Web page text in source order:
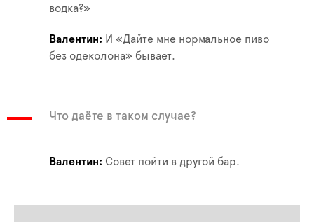
водка?»
Валентин
И «Дайте мне нормальное пиво
без одеколона» бывает.
Что даёте в таком случае?
Валентин Совет пойти в другой бар.